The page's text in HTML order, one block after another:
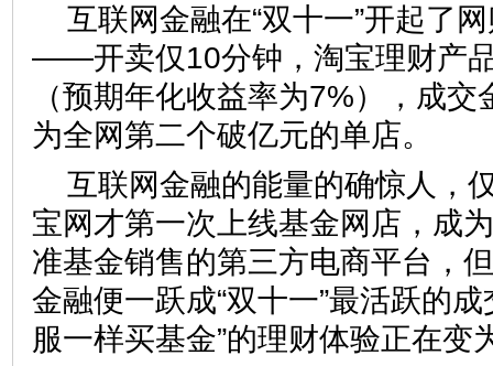
互联网金融在“双十一”开起了
——开卖仅10分钟，淘宝理财产
（预期年化收益率为7%），成
为全网第二个破亿元的单店
互联网金融的能量的确惊人，
宝网才第一次上线基金网店，成
准基金销售的第三方电商平台，
金融便一跃成“双十一”最活跃的
服一样买基金”的理财体验正